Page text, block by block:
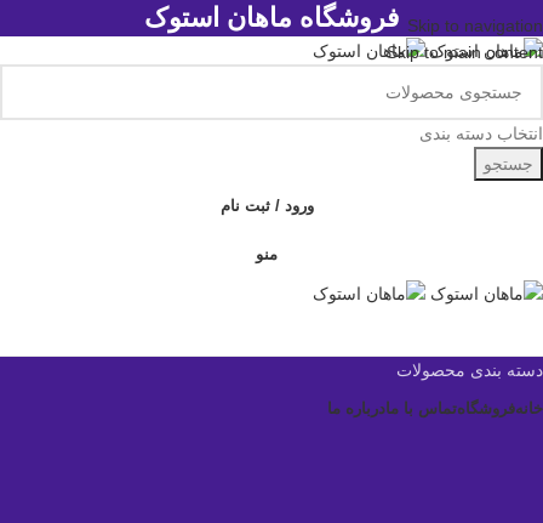
Skip to navigation
Skip to main content
فروشگاه ماهان استوک
انتخاب دسته بندی
جستجو
ورود / ثبت نام
منو
دسته بندی محصولات
خانهفروشگاهتماس با مادرباره ما